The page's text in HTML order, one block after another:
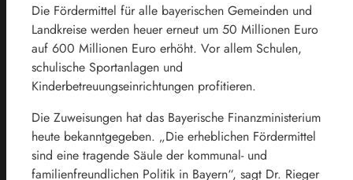
Die Fördermittel für alle bayerischen Gemeinden und
Landkreise werden heuer erneut um 50 Millionen Euro
auf 600 Millionen Euro erhöht. Vor allem Schulen,
schulische Sportanlagen und
Kinderbetreuungseinrichtungen profitieren.
Die Zuweisungen hat das Bayerische Finanzministerium
heute bekanntgegeben. „Die erheblichen Fördermittel
sind eine tragende Säule der kommunal- und
familienfreundlichen Politik in Bayern“, sagt Dr. Rieger